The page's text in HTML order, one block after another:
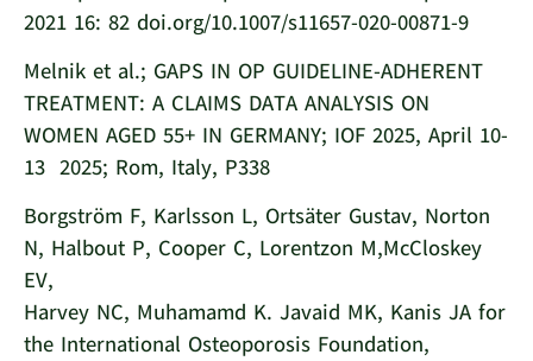
2021 16: 82 doi.org/10.1007/s11657-020-00871-9
Melnik et al.; GAPS IN OP GUIDELINE-ADHERENT
TREATMENT: A CLAIMS DATA ANALYSIS ON
WOMEN AGED 55+ IN GERMANY; IOF 2025, April 10-
13 2025; Rom, Italy, P338
Borgström F, Karlsson L, Ortsäter Gustav, Norton
N, Halbout P, Cooper C, Lorentzon M,McCloskey
EV,
Harvey NC, Muhamamd K. Javaid MK, Kanis JA for
the International Osteoporosis Foundation,